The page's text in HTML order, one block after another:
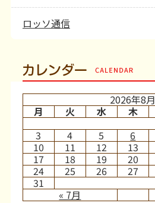
ロッソ通信
カレンダー
2026年8月
月
火 水 木
« 7月
3
4 5 6
10
11 12 13
17
18 19 20
24
25 26 27
31